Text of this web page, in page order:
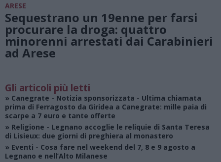
ARESE
Sequestrano un 19enne per farsi
procurare la droga: quattro
minorenni arrestati dai Carabinieri
ad Arese
Gli articoli più letti
» Canegrate - Notizia sponsorizzata - Ultima chiamata
prima di Ferragosto da Giridea a Canegrate: mille paia di
scarpe a 7 euro e tante offerte
» Religione - Legnano accoglie le reliquie di Santa Teresa
di Lisieux: due giorni di preghiera al monastero
» Eventi - Cosa fare nel weekend del 7, 8 e 9 agosto a
Legnano e nell’Alto Milanese